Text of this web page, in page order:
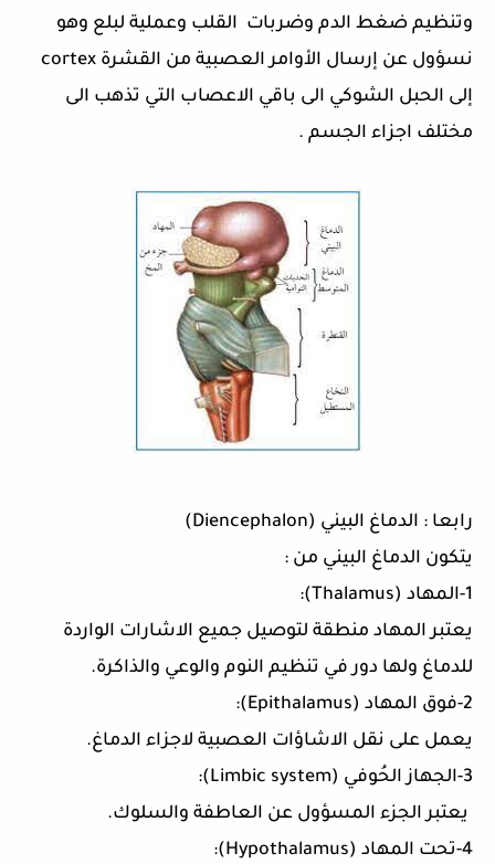
وتنظيم ضغط الدم وضربات القلب وعملية لبلع وهو
نسؤول عن إرسال الأوامر العصبية من القشرة cortex
إلى الحبل الشوكي الى باقي الاعصاب التي تذهب الى
مختلف اجزاء الجسم .
رابعا : الدماغ البيني (
Diencephalon
)
يتكون الدماغ البيني من :
1- المهاد (
Thalamus
):
يعتبر المهاد منطقة لتوصيل جميع الاشارات الواردة
للدماغ ولها دور في تنظيم النوم والوعي والذاكرة.
2- فوق المهاد (
Epithalamus
):
يعمل على نقل الاشاؤات العصبية لاجزاء الدماغ.
3- الجهاز الحُوفي (
Limbic system
):
يعتبر الجزء المسؤول عن العاطفة والسلوك.
4- تحت المهاد (
Hypothalamus
):